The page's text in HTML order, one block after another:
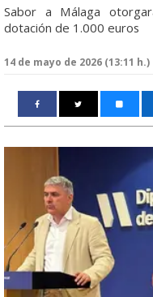
Sabor a Málaga
dotación de 1.000 euros
14 de mayo de 2026 (13:11 h.)